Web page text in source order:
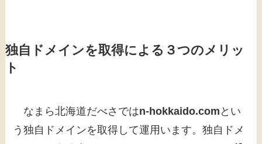
独自ドメインを取得による３つのメリッ
ト
なまら北海道だべさではn-hokkaido.com とい
う独自ドメインを取得して運用います。独自ドメ